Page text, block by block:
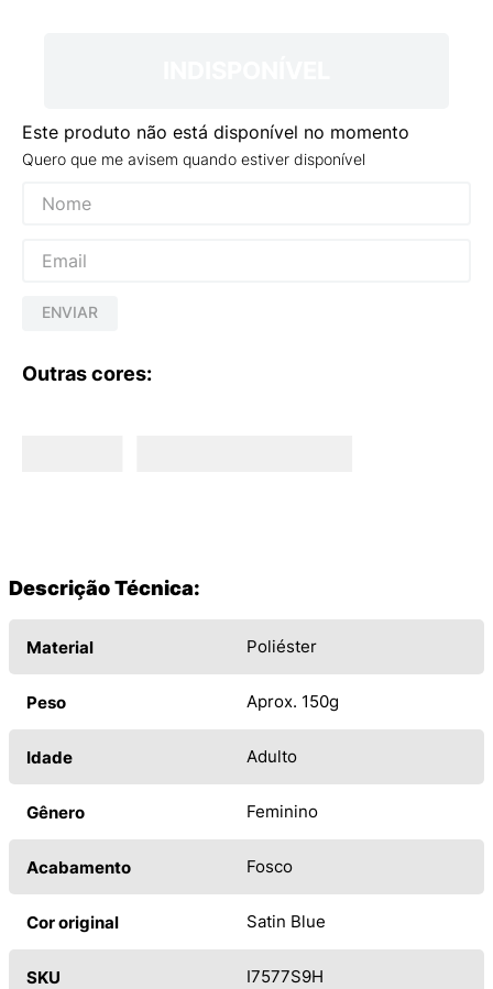
Este produto não está disponível no momento
Quero que me avisem quando estiver disponível
ENVIAR
Outras cores:
Descrição Técnica:
Material Poliéster
Peso Aprox. 150g
Idade Adulto
Gênero Feminino
Acabamento Fosco
Cor original Satin Blue
SKU I7577S9H